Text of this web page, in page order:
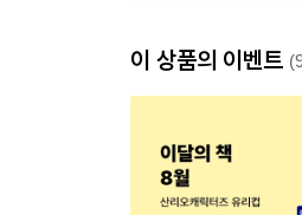
이 상품의 이벤트